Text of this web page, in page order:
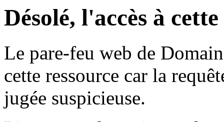
Désolé, l'accès à
Le pare-feu web de
cette ressource car la
jugée suspicieuse.